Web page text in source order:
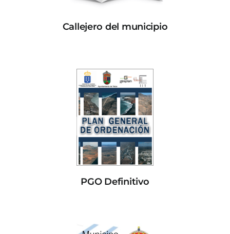
Callejero del municipio
PGO Definitivo